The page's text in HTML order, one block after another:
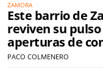
ZAMORA
Este barrio de
reviven su
aperturas de
PACO COLMENERO